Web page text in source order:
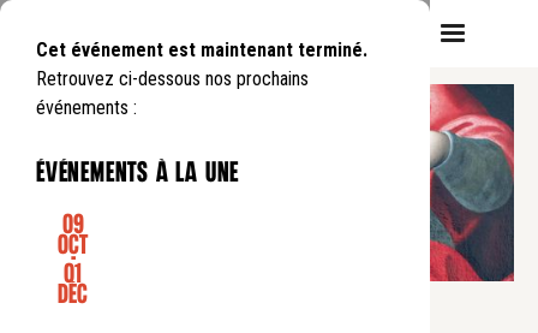
Cet événement est maintenant terminé.
Retrouvez ci-dessous nos prochains
événements :
événements à la une
09
Oct
-
01
Déc
EXPOSITION